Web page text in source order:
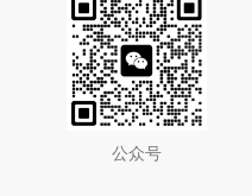
公众号